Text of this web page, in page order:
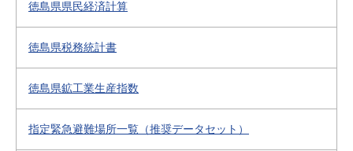
徳島県県民経済計算
徳島県税務統計書
徳島県鉱工業生産指数
指定緊急避難場所一覧（推奨データセット）